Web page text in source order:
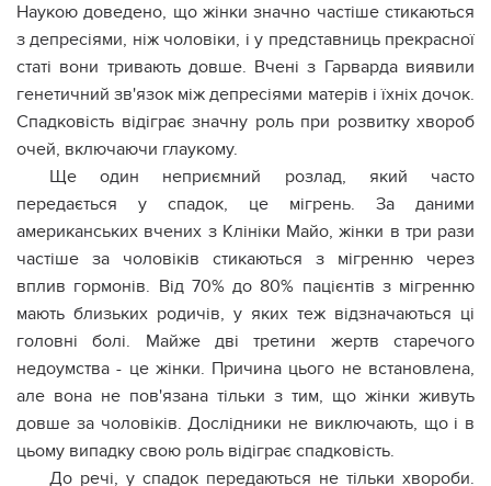
Наукою доведено, що жінки значно частіше стикаються
з депресіями, ніж чоловіки, і у представниць прекрасної
статі вони тривають довше. Вчені з Гарварда виявили
генетичний зв'язок між депресіями матерів і їхніх дочок.
Спадковість відіграє значну роль при розвитку хвороб
очей, включаючи глаукому.
Ще один неприємний розлад, який часто
передається у спадок, це мігрень. За даними
американських вчених з Клініки Майо, жінки в три рази
частіше за чоловіків стикаються з мігренню через
вплив гормонів. Від 70% до 80% пацієнтів з мігренню
мають близьких родичів, у яких теж відзначаються ці
головні болі. Майже дві третини жертв старечого
недоумства - це жінки. Причина цього не встановлена,
але вона не пов'язана тільки з тим, що жінки живуть
довше за чоловіків. Дослідники не виключають, що і в
цьому випадку свою роль відіграє спадковість.
До речі, у спадок передаються не тільки хвороби.